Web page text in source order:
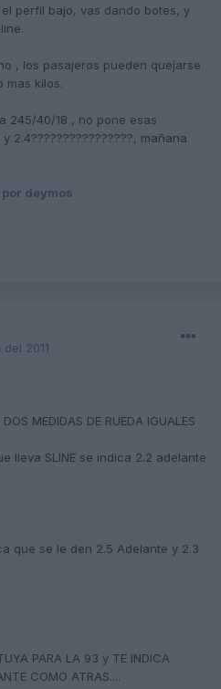
perfil bajo, vas dando botes, y
, los pasajeros pueden quejarse
mas kilos.
245/40/18 , no pone esas
2.4????????????????, mañana
por deymos
2011
MEDIDAS DE RUEDA IGUALES
lleva SLINE se indica 2.2 adelante
que se le den 2.5 Adelante y 2.3
PARA LA 93 y TE INDICA
COMO ATRAS....